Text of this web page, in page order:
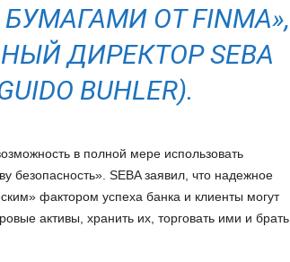
ОТ FINMA»,
ДИРЕКТОР SEBA
BUHLER).
в полной мере использовать
безопасность». SEBA заявил, что надежное
фактором успеха банка и клиенты могут
активы, хранить их, торговать ими и брать